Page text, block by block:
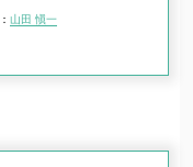
山田 愼一